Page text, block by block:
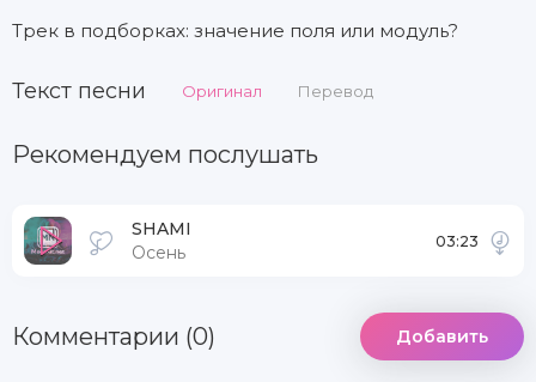
Трек в подборках: значение поля или модуль?
Текст песни Оригинал Перевод
Рекомендуем послушать
SHAMI
Осень
03:23
Комментарии (0) Добавить